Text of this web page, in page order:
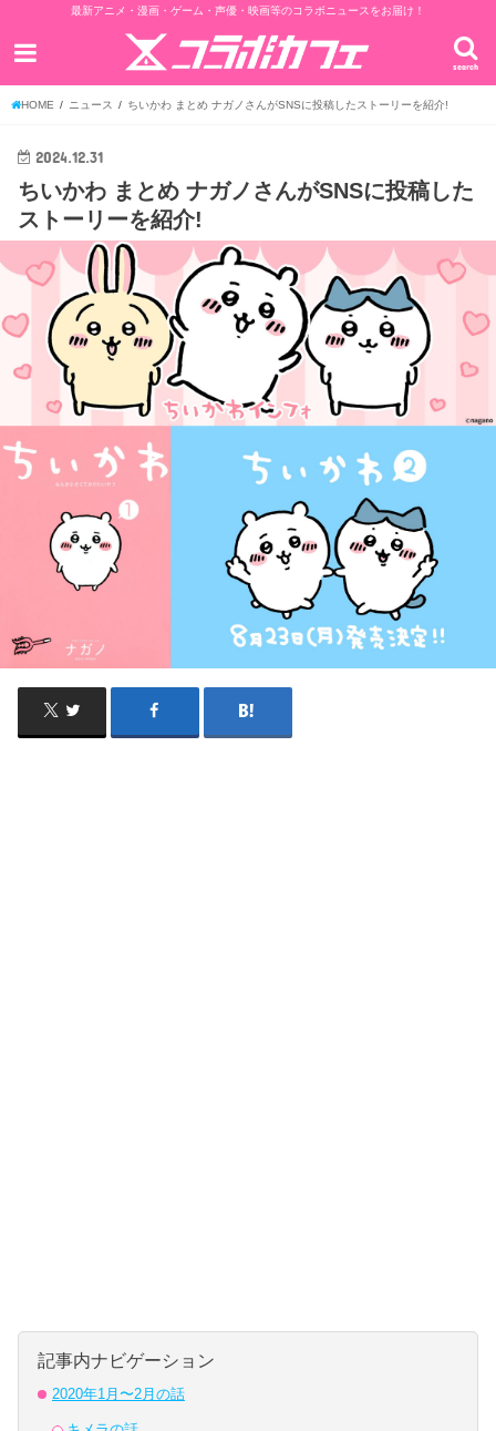
最新アニメ・漫画・ゲーム・声優・映画等のコラボニュースをお届け！
search
HOME ニュース ちいかわ まとめ ナガノさんがSNSに投稿したストーリーを紹介!
2024.12.31
ちいかわ まとめ ナガノさんがSNSに投稿した
ストーリーを紹介!
記事内ナビゲーション
2020年1月〜2月の話